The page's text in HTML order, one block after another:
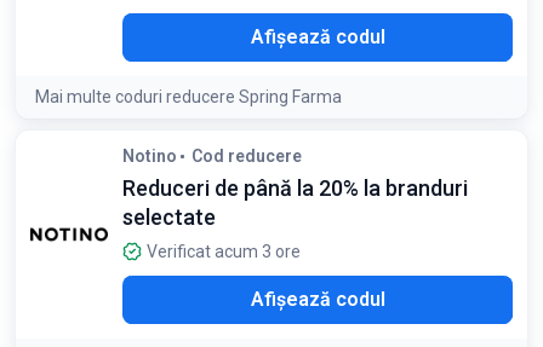
Afișează codul
Mai multe coduri reducere Spring Farma
Detaliile ofertei:
Cod valabil pentru o singură utilizare
Nu se cumulează cu alte coduri de discount. Valabil în limita
stocului disponibil
Notino Cod reducere
Reduceri de până la 20% la branduri
selectate
Verificat acum 3 ore
Afișează codul